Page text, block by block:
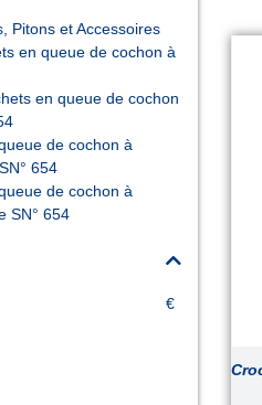
Pitons et Accessoires
en queue de cochon à
en queue de cochon
de cochon à
654
de cochon à
SN° 654
€